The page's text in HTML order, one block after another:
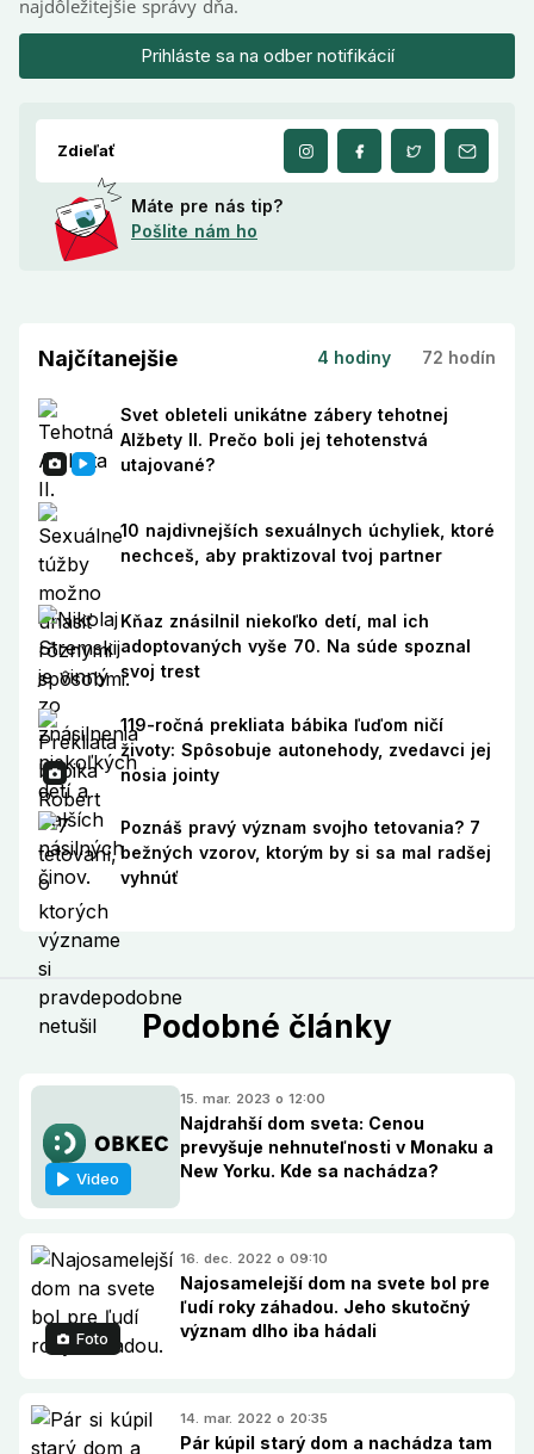
najdôležitejšie správy dňa.
Prihláste sa na odber notifikácií
Zdieľať
Máte pre nás tip?
Pošlite nám ho
Najčítanejšie 4 hodiny 72 hodín
Svet obleteli unikátne zábery tehotnej
Alžbety II. Prečo boli jej tehotenstvá
utajované?
10 najdivnejších sexuálnych úchyliek, ktoré
nechceš, aby praktizoval tvoj partner
Kňaz znásilnil niekoľko detí, mal ich
adoptovaných vyše 70. Na súde spoznal
svoj trest
119-ročná prekliata bábika ľuďom ničí
životy: Spôsobuje autonehody, zvedavci jej
nosia jointy
Poznáš pravý význam svojho tetovania? 7
bežných vzorov, ktorým by si sa mal radšej
vyhnúť
Podobné články
Video
15. mar. 2023 o 12:00
Najdrahší dom sveta: Cenou
prevyšuje nehnuteľnosti v Monaku a
New Yorku. Kde sa nachádza?
Foto
16. dec. 2022 o 09:10
Najosamelejší dom na svete bol pre
ľudí roky záhadou. Jeho skutočný
význam dlho iba hádali
14. mar. 2022 o 20:35
Pár kúpil starý dom a nachádza tam